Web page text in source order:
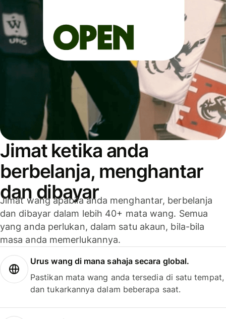
Jimat ketika anda
berbelanja, menghantar
dan dibayar
Jimat wang apabila anda menghantar, berbelanja
dan dibayar dalam lebih 40+ mata wang. Semua
yang anda perlukan, dalam satu akaun, bila-bila
masa anda memerlukannya.
Urus wang di mana sahaja secara global.
Pastikan mata wang anda tersedia di satu tempat,
dan tukarkannya dalam beberapa saat.